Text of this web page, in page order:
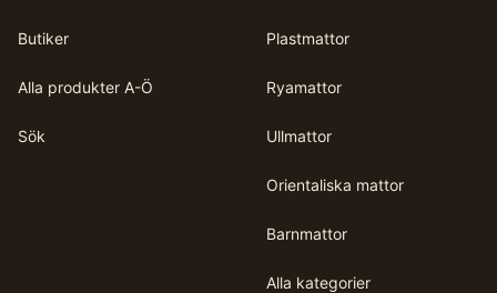
Butiker
Alla produkter A-Ö
Sök
Plastmattor
Ryamattor
Ullmattor
Orientaliska mattor
Barnmattor
Alla kategorier